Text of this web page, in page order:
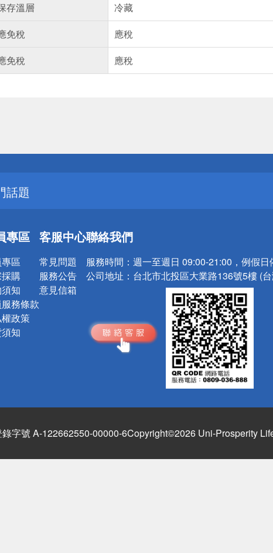
存溫層
冷藏
免稅
應稅
免稅
應稅
網頁！請小心！
公告
話題
優惠
網頁！請小心！
專區
區
購
知
務條款
政策
知
客服中心
常見問題
服務公告
意見信箱
聯絡我們
服務時間： 週一至週日 09:00-21:00，例假日
公司地址： 台北市北投區大業路136號5樓 (
字號 A-122662550-00000-6Copyright©2026 Uni-Prosperity